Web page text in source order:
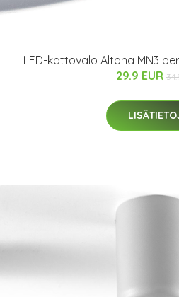
LED-kattovalo Altona MN3
29.9 EUR